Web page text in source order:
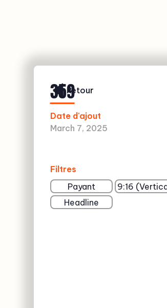
359
Date d'ajout
March 7, 2025
Filtres
Payant
9:16
Headline
Retour